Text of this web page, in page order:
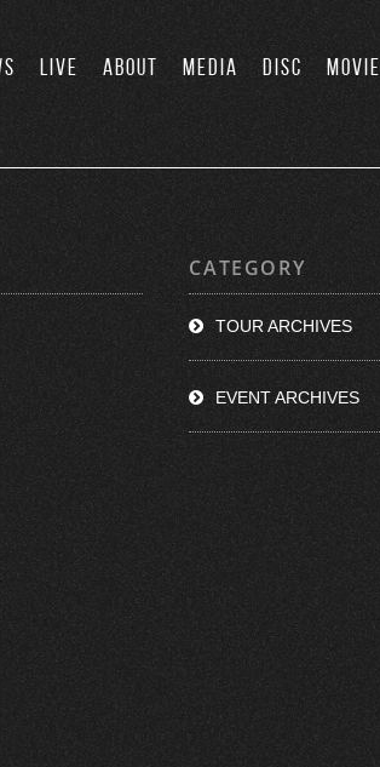
LIVE ABOUT MEDIA DISC MOVIE
CATEGORY
TOUR ARCHIVES
EVENT ARCHIVES